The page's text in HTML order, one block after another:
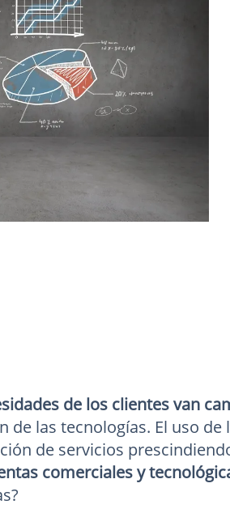
de los clientes van
de las tecnologías. El uso
de servicios
comerciales y